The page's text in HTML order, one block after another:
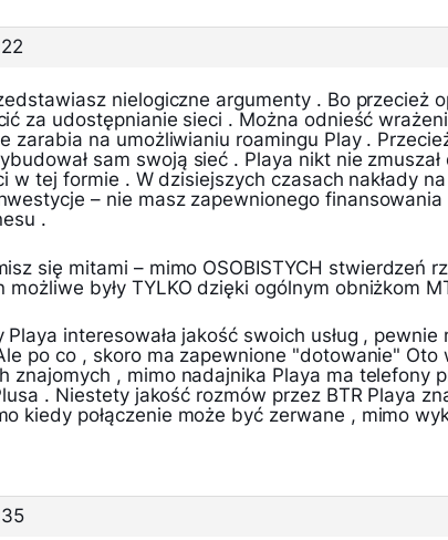
nielogiczne argumenty . Bo przecież
za udostępnianie sieci . Można odnieść
zarabia na umożliwianiu roamingu Play .
sam swoją sieć . Playa nikt nie
w tej formie . W dzisiejszych czasach nakłady
– nie masz zapewnionego
.
się mitami – mimo OSOBISTYCH stwierdzeń
możliwe były TYLKO dzięki ogólnym obniżkom
Playa interesowała jakość swoich usług , pewnie
po co , skoro ma zapewnione "dotowanie" Oto
znajomych , mimo nadajnika Playa ma telefony
. Niestety jakość rozmów przez BTR Playa
kiedy połączenie może być zerwane , mimo